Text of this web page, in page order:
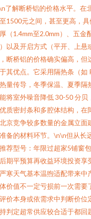
了解断桥铝的价格水平。在
1500元之间，甚至更高，
（1.4mm至2.0mm）、五金
以及开启方式（平开、上悬
断桥铝的价格确实偏高，
其优点。它采用隔热条（如
量传导，冬季保温、夏季隔
将室外噪音降低 30-50 分
质密封条和多腔体结构，
京竞争较多数量的金属立
备的材料环节。\n\n但从长
荐型号：年限过超家5铺窗
期平预算再收益环境投资
寒天气基本温煦适配带来
价值不一定亏损前一次需
价本身或依需求中判断价
判定超常供应较合适于都